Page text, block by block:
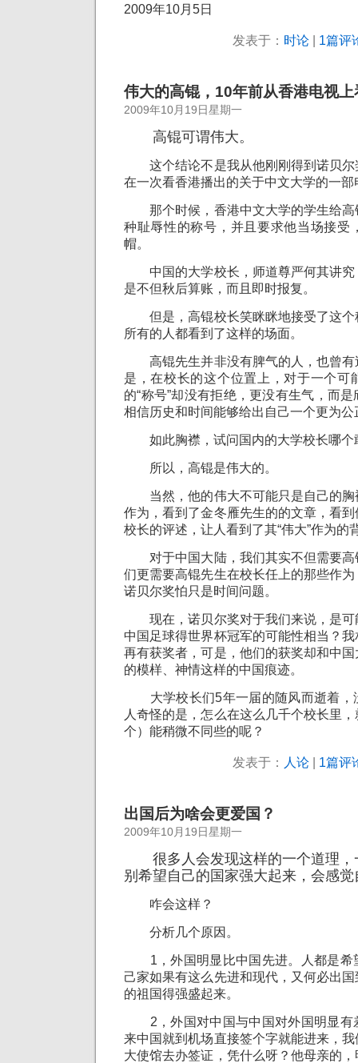
2009年10月5日
发表于： 时论 1篇评
伟大的高锟，10年前从香港电视上
2009年10月19日星期一
高锟可谓伟大。
这个结论不是我从他刚刚得到诺贝尔
在一次看香港播出的关于中文大学的一
那个时候，香港中文大学的学生给高
种耻辱性的称号，并且要求他当场接受
帽。
中国的大学校长，师道尊严何其讲究
是不但秋后算账，而且即时报复。
但是，高锟校长笑眯眯地接受了这个
所有的人都看到了这样的场面。
高锟先生并非没有脾气的人，也曾有
是，在校长的这个位置上，对于一个可
的“称号”却没有拒绝，更没有生气，而
相信历史和时间能够给出自己一个更为公
如此胸襟，试问国内的大学校长哪个
所以，高锟是伟大的。
当然，他的伟大不可能只是自己的胸
作为，看到了金冬雁先生的的文章，看
校长的评述，让人看到了其“伟大”作为的
对于中国大陆，我们其实不但需要高
们更需要高锟先生在校长任上的那些作
诺贝尔奖怕只是时间问题。
现在，诺贝尔奖对于我们来说，是可
中国足球得世界杯冠军的可能性相当？
再有获奖者，可是，他们的获奖却和中
的模样、神情这样的中国痕迹。
大学校长们5年一届的随风而逝着，
人奇怪的是，怎么在这么几千个校长里
个）能稍微不同些的呢？
发表于： 人论 1篇评
出国后为啥会更爱国？
2009年10月19日星期一
很多人会发现这样的一个道理，
别希望自己的国家强大起来，会感
咋会这样？
分析几个原因。
1，外国明显比中国先进。人都是希
己家如果有这么先进和现代，又何必出
的祖国得强盛起来。
2，外国对中国与中国对外国明显有
来中国就到机场直接签个字就能进来，
大使馆去办签证，凭什么呀？他母亲的